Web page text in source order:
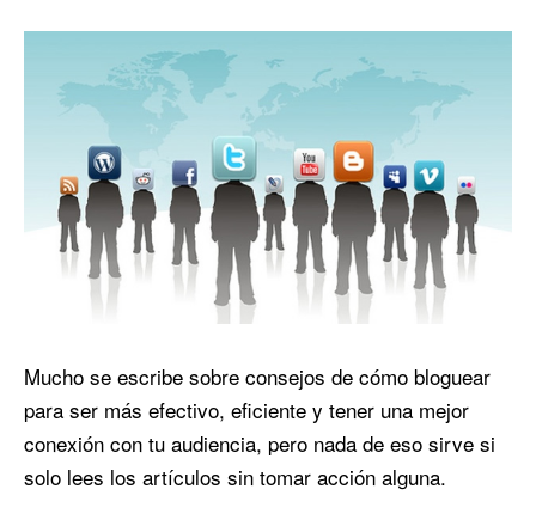
Mucho se escribe sobre consejos de cómo bloguear
para ser más efectivo, eficiente y tener una mejor
conexión con tu audiencia, pero nada de eso sirve si
solo lees los artículos sin tomar acción alguna.